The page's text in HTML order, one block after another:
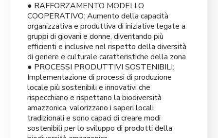
● RAFFORZAMENTO MODELLO
COOPERATIVO: Aumento della capacità
organizzativa e produttiva di iniziative legate a
gruppi di giovani e donne, diventando più
efficienti e inclusive nel rispetto della diversità
di genere e culturale caratteristiche della zona.
● PROCESSI PRODUTTIVI SOSTENIBILI:
Implementazione di processi di produzione
locale più sostenibili e innovativi che
rispecchiano e rispettano la biodiversità
amazzonica, valorizzano i saperi locali
tradizionali e sono capaci di creare modi
sostenibili per lo sviluppo di prodotti della